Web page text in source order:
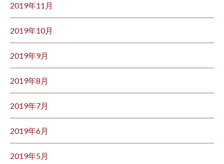
2019年11月
2019年10月
2019年9月
2019年8月
2019年7月
2019年6月
2019年5月